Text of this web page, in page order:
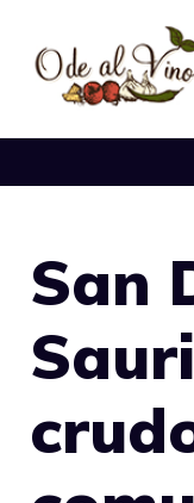
contenuto
San